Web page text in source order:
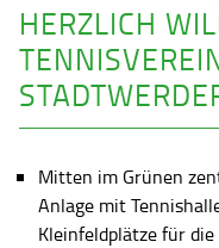
HERZLICH
Mitten im Grünen
Anlage mit
Kleinfeldplätze für